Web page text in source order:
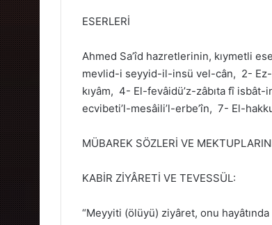
ESERLERİ
Ahmed Sa’îd hazretlerinin, kıymetli
mevlid-i seyyid-il-insü vel-cân, 2- Ez-
kıyâm, 4- El-fevâidü’z-zâbıta fî isbât-
ecvibeti’l-mesâili’l-erbe’în, 7- El-
MÜBAREK SÖZLERİ VE
KABİR ZİYÂRETİ VE TEVESSÜL:
“Meyyiti (ölüyü) ziyâret, onu